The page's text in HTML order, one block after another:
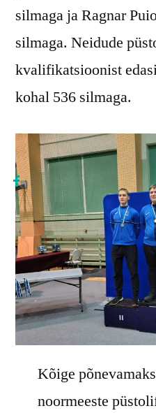
silmaga ja Ragnar
silmaga. Neidude
kvalifikatsioonist
kohal 536 silmaga.
Kõige
noormeeste